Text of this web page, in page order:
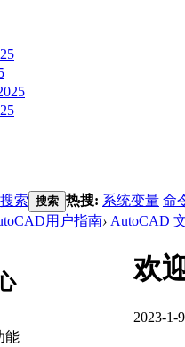
搜索 搜索 热搜: 系统变量 命
用户指南› AutoCAD
能
欢
2023-1-